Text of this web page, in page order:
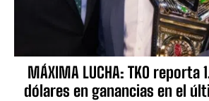
MÁXIMA LUCHA: TKO reporta
dólares en ganancias en el